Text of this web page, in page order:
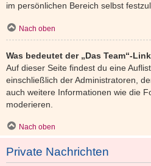
im persönlichen Bereich selbst
Nach oben
Was bedeutet der „Das Team“-
Auf dieser Seite findest du eine
einschließlich der Administratoren,
auch weitere Informationen wie die
moderieren.
Nach oben
Private Nachrichten